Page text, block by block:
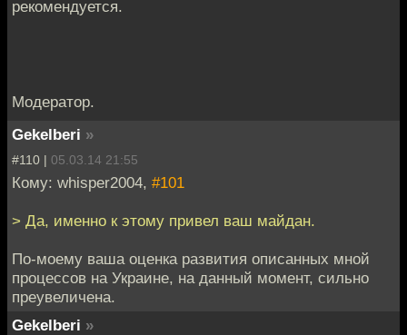
рекомендуется.
Модератор.
Gekelberi »
#110 | 05.03.14 21:55
Кому: whisper2004, #101
> Да, именно к этому привел ваш майдан.
По-моему ваша оценка развития описанных мной
процессов на Украине, на данный момент, сильно
преувеличена.
Gekelberi »